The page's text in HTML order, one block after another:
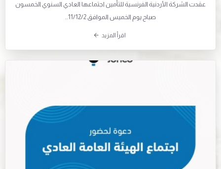
عقدت الشركة الأردنية الفرنسية للتأمين اجتماعها العادي السنوي الخمسون
صباح يوم الخميس الموافق 11/12/2..
اقرأ المزيد